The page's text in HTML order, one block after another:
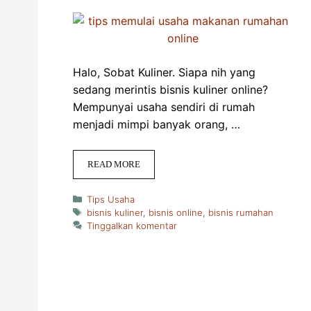
Halo, Sobat Kuliner. Siapa nih yang
sedang merintis bisnis kuliner online?
Mempunyai usaha sendiri di rumah
menjadi mimpi banyak orang, …
READ MORE
Kategori
Tips Usaha
Tag
bisnis kuliner, bisnis online, bisnis rumahan
Tinggalkan komentar